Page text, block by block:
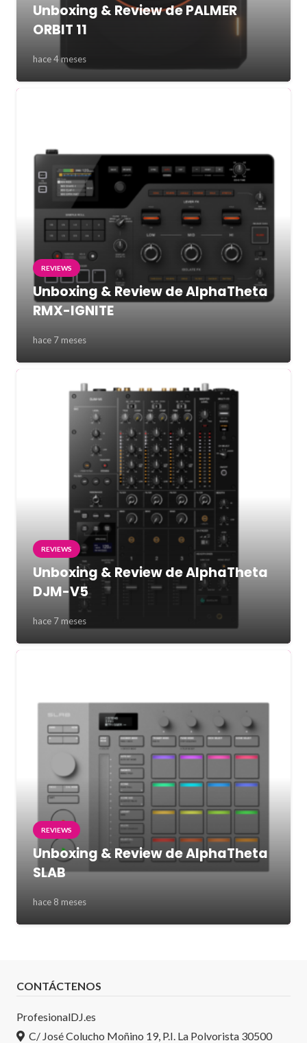
Unboxing & Review de PALMER
ORBIT 11
hace 4 meses
REVIEWS
Unboxing & Review de AlphaTheta
RMX-IGNITE
hace 7 meses
REVIEWS
Unboxing & Review de AlphaTheta
DJM-V5
hace 7 meses
REVIEWS
Unboxing & Review de AlphaTheta
SLAB
hace 8 meses
CONTÁCTENOS
ProfesionalDJ.es
C/ José Colucho Moñino 19, P.I. La Polvorista 30500